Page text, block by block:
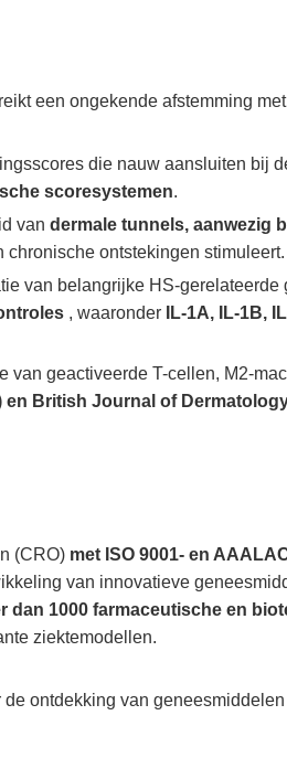
een ongekende afstemming
die nauw aansluiten bij
scoresystemen.
van dermale tunnels, aanwezig
ontstekingen stimuleert.
van belangrijke HS-gerelateerde
, waaronder IL-1A, IL-1B,
van geactiveerde T-cellen, M2-
British Journal of
(CRO) met ISO 9001- en
van innovatieve
dan 1000 farmaceutische en
ziektemodellen.
ontdekking van